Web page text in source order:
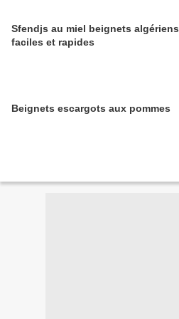
Sfendjs au miel beignets algériens
faciles et rapides
Beignets escargots aux pommes